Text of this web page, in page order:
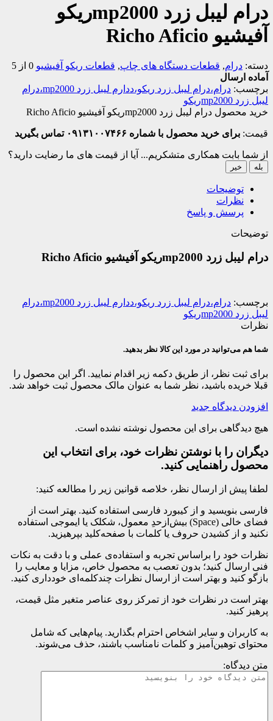
درام لیبل زرد mp2000ریکو
آفیشیو Richo Aficio
دسته: درام, قطعات دستگاه های چاپ, قطعات ریکو آفیشیو 0 از 5
آماده ارسال
برچسب:
درام،درام لیبل زرد ریکو،ددارم لیبل زرد mp2000،درام
لیبل زرد mp2000ریکو
خرید محصول درام لیبل زرد mp2000ریکو آفیشیو Richo Aficio
قیمت: برای خرید محصول با شماره ۰۹۱۳۱۰۰۷۴۶۶ تماس بگیرید
از شما بابت همکاری متشکریم... آیا از قیمت های ما رضایت دارید؟
بله خیر
توضیحات
نظرات
پرسش و پاسخ
توضیحات
درام لیبل زرد mp2000ریکو آفیشیو Richo Aficio
برچسب:
درام،درام لیبل زرد ریکو،ددارم لیبل زرد mp2000،درام
لیبل زرد mp2000ریکو
نظرات
شما هم می‌توانید در مورد این کالا نظر بدهید.
برای ثبت نظر، از طریق دکمه زیر اقدام نمایید. اگر این محصول را
قبلا خریده باشید، نظر شما به عنوان مالک محصول ثبت خواهد شد.
افزودن دیدگاه جدید
هیچ دیدگاهی برای این محصول نوشته نشده است.
دیگران را با نوشتن نظرات خود، برای انتخاب این
محصول راهنمایی کنید.
لطفا پیش از ارسال نظر، خلاصه قوانین زیر را مطالعه کنید:
فارسی بنویسید و از کیبورد فارسی استفاده کنید. بهتر است از
فضای خالی (Space) بیش‌از‌حدِ معمول، شکلک یا ایموجی استفاده
نکنید و از کشیدن حروف یا کلمات با صفحه‌کلید بپرهیزید.
نظرات خود را براساس تجربه و استفاده‌ی عملی و با دقت به نکات
فنی ارسال کنید؛ بدون تعصب به محصول خاص، مزایا و معایب را
بازگو کنید و بهتر است از ارسال نظرات چندکلمه‌‌ای خودداری کنید.
بهتر است در نظرات خود از تمرکز روی عناصر متغیر مثل قیمت،
پرهیز کنید.
به کاربران و سایر اشخاص احترام بگذارید. پیام‌هایی که شامل
محتوای توهین‌آمیز و کلمات نامناسب باشند، حذف می‌شوند.
متن دیدگاه: